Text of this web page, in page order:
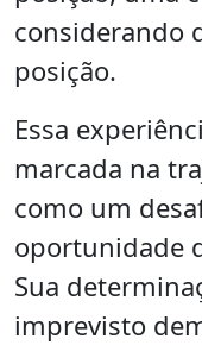
considerando
posição.
Essa
marcada na
como um
oportunidade
Sua
imprevisto